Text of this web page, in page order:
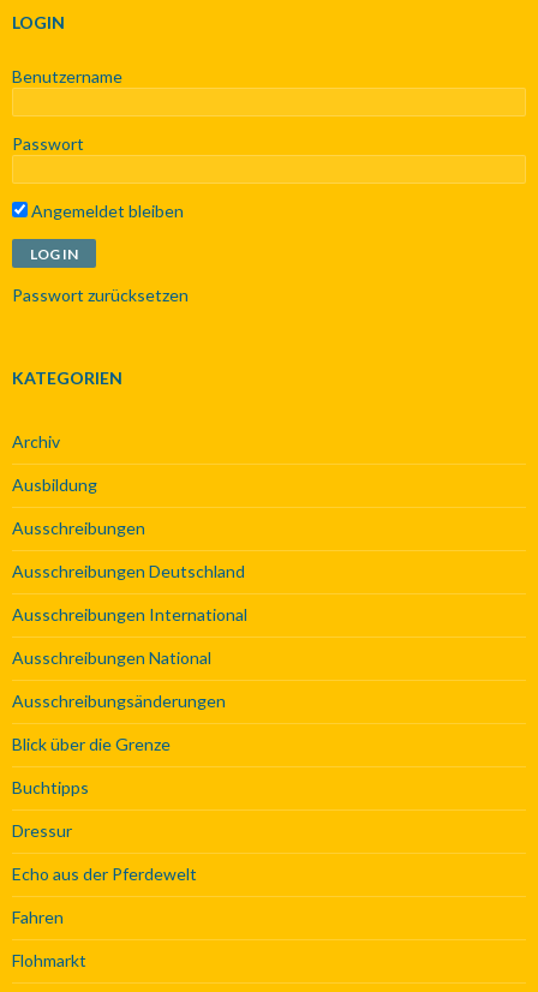
LOGIN
Benutzername
Passwort
Angemeldet bleiben
Passwort zurücksetzen
KATEGORIEN
Archiv
Ausbildung
Ausschreibungen
Ausschreibungen Deutschland
Ausschreibungen International
Ausschreibungen National
Ausschreibungsänderungen
Blick über die Grenze
Buchtipps
Dressur
Echo aus der Pferdewelt
Fahren
Flohmarkt